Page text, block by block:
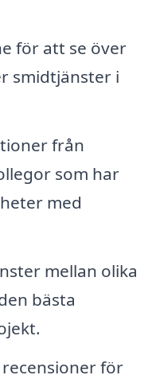
för att se över
smidtjänster i
från
som har
med
mellan olika
bästa
för